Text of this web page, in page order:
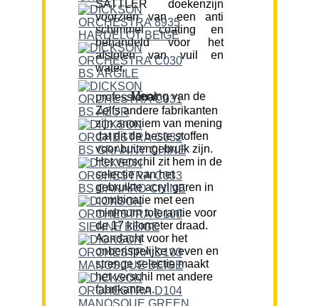
SATTLER doekenzijn
voorzien van een anti
schimmel coating en
behandeld voor het
afstoten van vuil en
water.
Mening van de professional:
Zelfs andere fabrikanten
zijn anoniem van mening
dat dit de beste stoffen
voor buitengebruik zijn.
Het verschil zit hem in de
selectie van het
gebruikte acryl garen in
combinatie met een
minimum tolerantie voor
de 17 kilometer draad.
Aandacht voor het
onberispelijke weven en
strenge selectie maakt
het verschil met andere
fabrikanten.